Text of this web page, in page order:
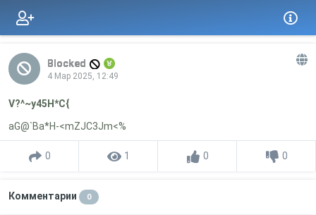
Blocked
4 Мар 2025, 12:49
V?^~y45H*C{
aG@`Ba*H-<mZJC3Jm<%
0 1 0 0
Комментарии 0